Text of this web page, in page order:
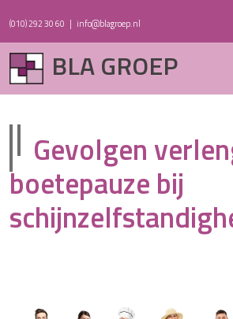
(010) 292 30 60 | info@blagroep.nl
BLA GROEP
Gevolgen
boetepauze bij